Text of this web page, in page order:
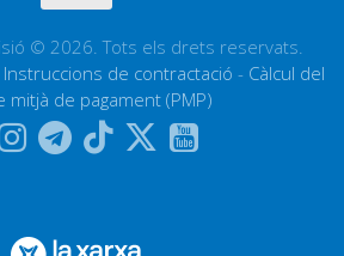
© 2026. Tots els drets reservats.
Instruccions de contractació - Càlcul del
mitjà de pagament (PMP)